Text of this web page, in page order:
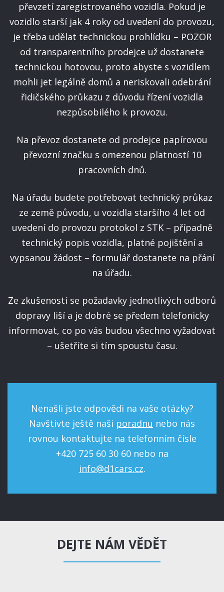
převzetí zaregistrovaného vozidla. Pokud je
vozidlo starší jak 4 roky od uvedení do provozu,
je třeba udělat technickou prohlídku – POZOR
od transparentního prodejce už dostanete
technickou hotovou, proto abyste s vozidlem
mohli jet legálně domů a neriskovali odebrání
řidičského průkazu z důvodu řízení vozidla
nezpůsobilého k provozu.
Na převoz dostanete od prodejce papírovou
převozní značku s omezenou platností 10
pracovních dnů.
Na úřadu budete potřebovat technický průkaz
ze země původu, u vozidla staršího 4 let od
uvedení do provozu protokol z STK – případně
technický popis vozidla, platné pojištění a
vypsanou žádost – formulář dostanete na přání
na úřadu.
Ze zkušeností se požadavky jednotlivých odborů
dopravy liší a je dobré se předem telefonicky
informovat, co po vás budou všechno vyžadovat
– ušetříte si tím spoustu času.
Nenašli jste odpovědi na vaše otázky?
Navštivte ještě naši poradnu nebo nás
rovnou kontaktujte na telefonním čísle
+420 725 60 30 60 nebo na
info@d1cars.cz.
DEJTE NÁM VĚDĚT